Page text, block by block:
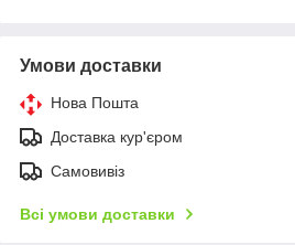
Умови доставки
Нова Пошта
Доставка кур'єром
Самовивіз
Всі умови доставки